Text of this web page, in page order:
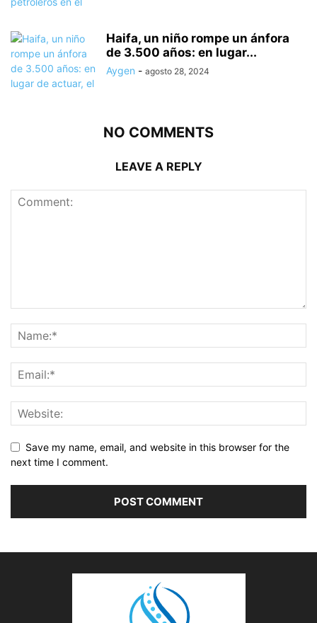
Haifa, un niño rompe un ánfora
de 3.500 años: en lugar...
Aygen - agosto 28, 2024
NO COMMENTS
LEAVE A REPLY
Save my name, email, and website in this browser for the
next time I comment.